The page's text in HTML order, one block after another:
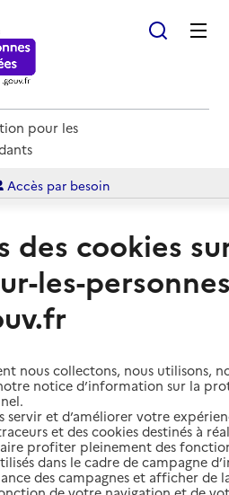
pour les
Accès par besoin
de l'annuaire
à domicile
solutions
et services autour de
des cookies
les-
nous collectons, nous utilisons,
notice d’information sur la
servir et d’améliorer votre
et des cookies destinés à
profiter pleinement des
dans le cadre de campagne
des campagnes et afficher de